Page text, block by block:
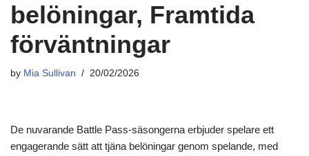
belöningar, Framtida
förväntningar
by Mia Sullivan 20/02/2026
De nuvarande Battle Pass-säsongerna erbjuder spelare ett
engagerande sätt att tjäna belöningar genom spelande, med